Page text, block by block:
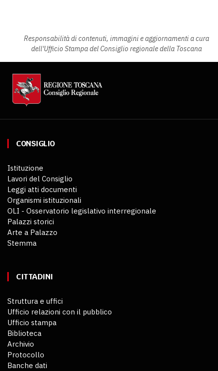
Responsabilità di contenuti, immagini e aggiornamenti a cura
dell'Ufficio Stampa del Consiglio regionale della Toscana
CONSIGLIO
Istituzione
Lavori del Consiglio
Leggi atti documenti
Organismi istituzionali
OLI - Osservatorio legislativo interregionale
Palazzi storici
Arte a Palazzo
Stemma
CITTADINI
Struttura e uffici
Ufficio relazioni con il pubblico
Ufficio stampa
Biblioteca
Archivio
Protocollo
Banche dati